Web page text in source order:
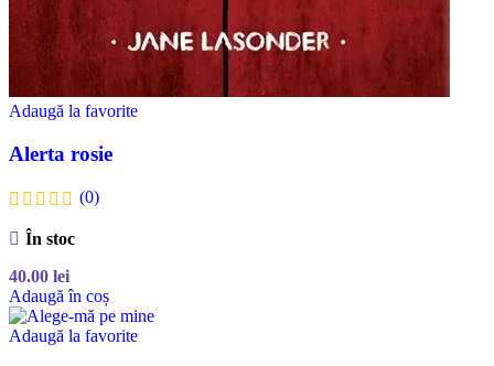
Adaugă la favorite
Alerta rosie
(0)
În stoc
40.00 lei
Adaugă în coș
Adaugă la favorite